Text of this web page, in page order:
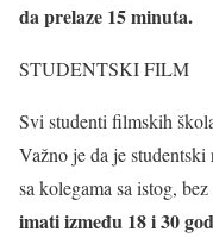
da prelaze 15 minuta.
STUDENTSKI FILM
Svi studenti filmskih
Važno je da je
sa kolegama sa istog,
imati između 18 i 30